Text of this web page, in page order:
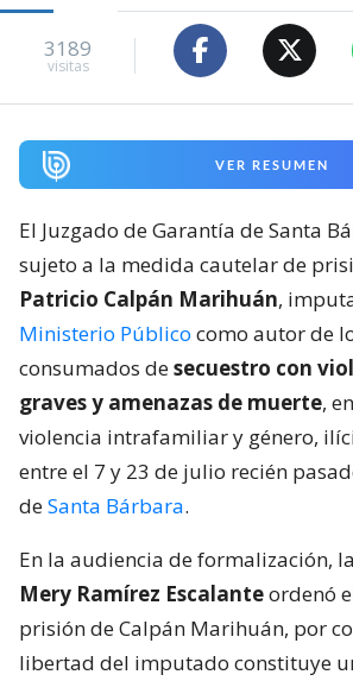
3189
visitas
VER RESUMEN
El Juzgado de Garantía de Santa
sujeto a la medida cautelar de
Patricio Calpán Marihuán,
Ministerio Público como autor de
consumados desecuestro con
graves y amenazas de muerte,
violencia intrafamiliar y género,
entre el 7 y 23 de julio recién
deSanta Bárbara.
En la audiencia de formalización,
Mery Ramírez Escalanteordenó
prisión de Calpán Marihuán, por
libertad del imputado constituye